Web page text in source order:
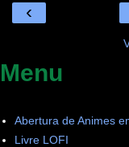
‹
Menu
Abertura de Animes
Livre LOFI